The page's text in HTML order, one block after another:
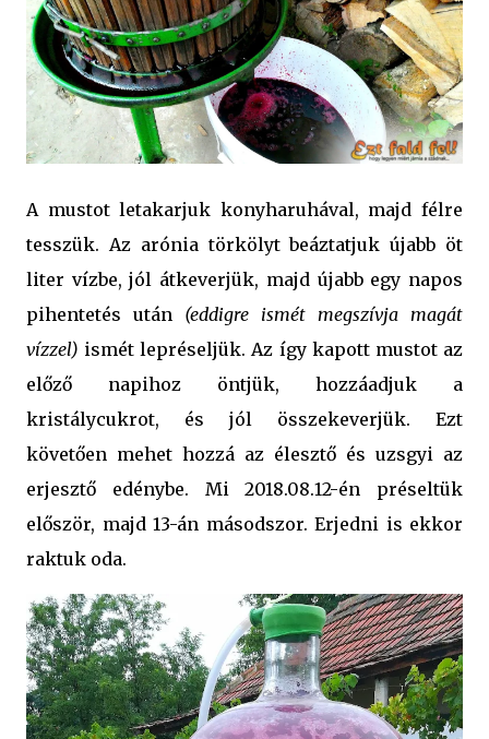
A mustot letakarjuk konyharuhával, majd félre
tesszük. Az arónia törkölyt beáztatjuk újabb öt
liter vízbe, jól átkeverjük, majd újabb egy napos
pihentetés után (eddigre ismét megszívja magát
vízzel) ismét lepréseljük. Az így kapott mustot az
előző napihoz öntjük, hozzáadjuk a
kristálycukrot, és jól összekeverjük. Ezt
követően mehet hozzá az élesztő és uzsgyi az
erjesztő edénybe. Mi 2018.08.12-én préseltük
először, majd 13-án másodszor. Erjedni is ekkor
raktuk oda.